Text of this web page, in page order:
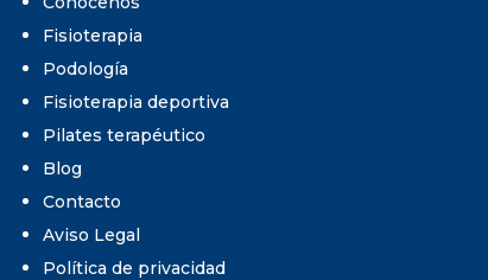
Fisioterapia
Podología
Fisioterapia deportiva
Pilates terapéutico
Blog
Contacto
Aviso Legal
Política de privacidad